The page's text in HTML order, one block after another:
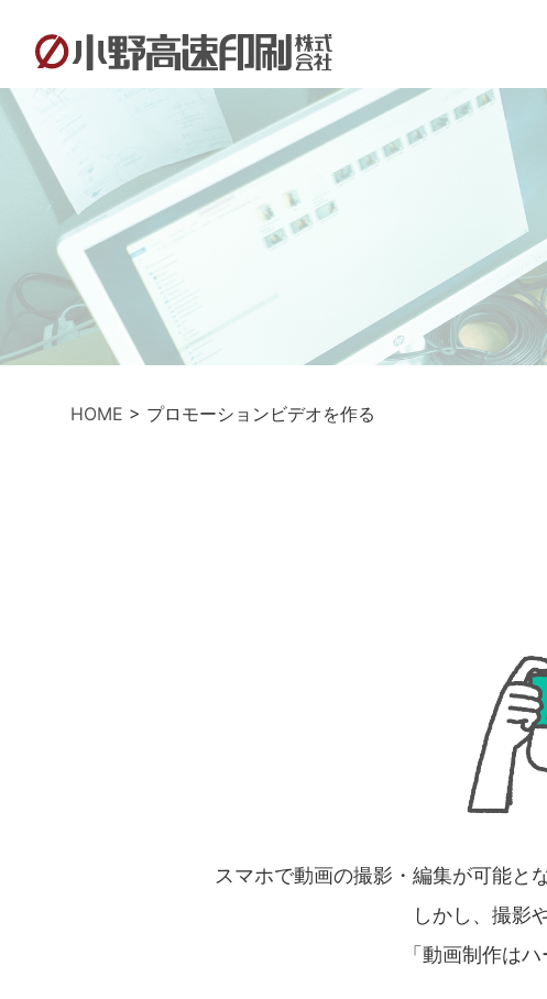
HOME > プロモーションビデオを作る
スマホで動画の撮影・編集が可能と
しかし、撮影
「動画制作は